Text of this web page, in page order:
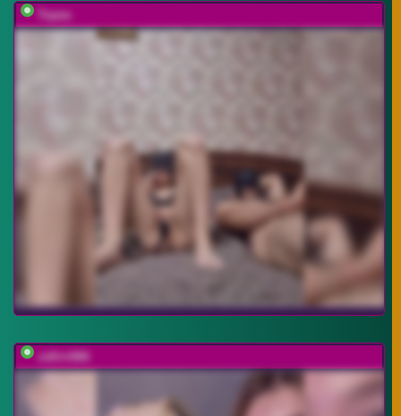
Topea
zefirrr666